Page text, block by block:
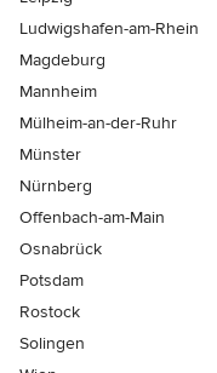
Ludwigshafen-am-Rhein
Magdeburg
Mannheim
Mülheim-an-der-Ruhr
Münster
Nürnberg
Offenbach-am-Main
Osnabrück
Potsdam
Rostock
Solingen